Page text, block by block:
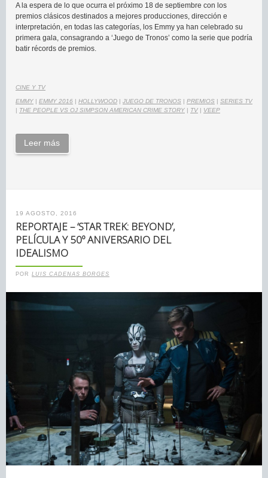
A la espera de lo que ocurra el próximo 18 de septiembre con los
premios clásicos destinados a mejores producciones, dirección e
interpretación, en todas las categorías, los Emmy ya han celebrado su
primera gala, consagrando a ‘Juego de Tronos’ como la serie que podría
batir récords de premios.
CINE Y TV
EMMY | EMMY 2016 | HOLLYWOOD | JUEGO DE TRONOS | PREMIOS | SERIES TV
| THE PEOPLE VS OJ SIMPSON AMERICAN CRIME STORY | TV | VEEP
Leer más
19 AGOSTO, 2016
REPORTAJE – ‘STAR TREK: BEYOND’,
PELÍCULA Y 50º ANIVERSARIO DEL
IDEALISMO
POR LUIS CADENAS BORGES